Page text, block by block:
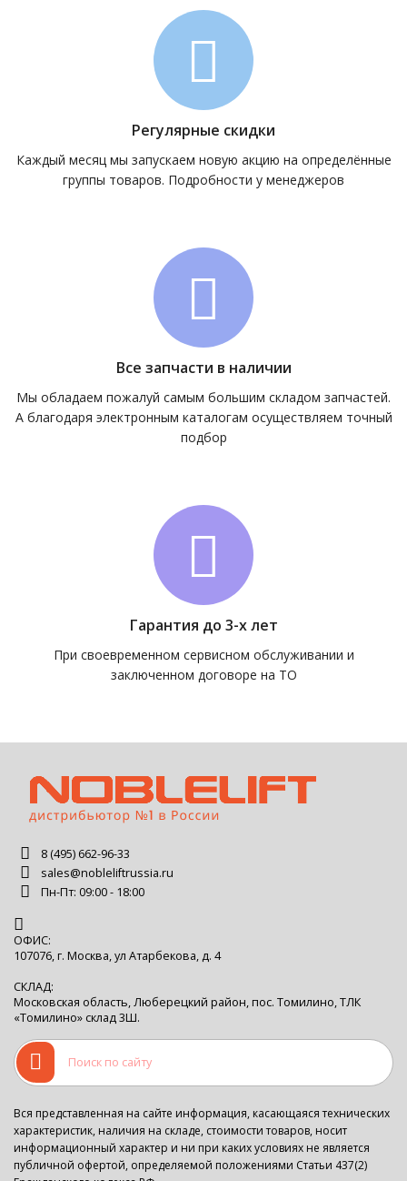
Регулярные скидки
Каждый месяц мы запускаем новую акцию на определённые
группы товаров. Подробности у менеджеров
Все запчасти в наличии
Мы обладаем пожалуй самым большим складом запчастей.
А благодаря электронным каталогам осуществляем точный
подбор
Гарантия до 3-х лет
При своевременном сервисном обслуживании и
заключенном договоре на ТО
8 (495) 662-96-33
sales@nobleliftrussia.ru
Пн-Пт: 09:00 - 18:00
ОФИС:
107076, г. Москва, ул Атарбекова, д. 4
СКЛАД:
Московская область, Люберецкий район, пос. Томилино, ТЛК
«Томилино» склад 3Ш.
Вся представленная на сайте информация, касающаяся технических
характеристик, наличия на складе, стоимости товаров, носит
информационный характер и ни при каких условиях не является
публичной офертой, определяемой положениями Статьи 437(2)